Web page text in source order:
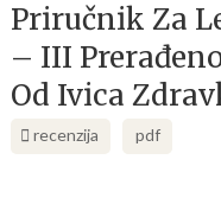
Priručnik Za
– III
Od Ivica
recenzija pdf